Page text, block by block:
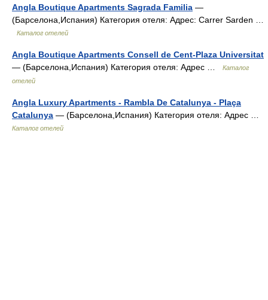
Angla Boutique Apartments Sagrada Familia —
(Барселона,Испания) Категория отеля: Адрес: Carrer Sarden …
Каталог отелей
Angla Boutique Apartments Consell de Cent-Plaza Universitat
— (Барселона,Испания) Категория отеля: Адрес …
Каталог
отелей
Angla Luxury Apartments - Rambla De Catalunya - Plaça
Catalunya — (Барселона,Испания) Категория отеля: Адрес …
Каталог отелей